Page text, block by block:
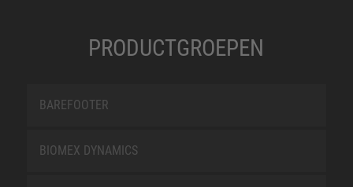
PRODUCTGROEPEN
BAREFOOTER
BIOMEX DYNAMICS